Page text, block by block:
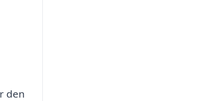
den